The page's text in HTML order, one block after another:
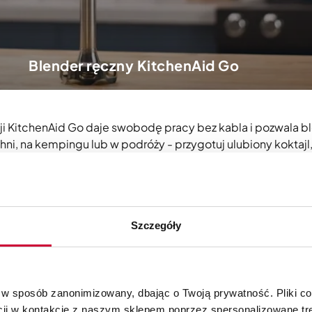
Szczegóły
sposób zanonimizowany, dbając o Twoją prywatność. Pliki
w kontakcie z naszym sklepem poprzez spersonalizowane
Blender ręczny KitchenAid Go
KitchenAid Go daje swobodę pracy bez kabla i pozwala
na kempingu lub w podróży - przygotuj ulubiony
w dowolnym miejscu oraz łatwość przechowywania i